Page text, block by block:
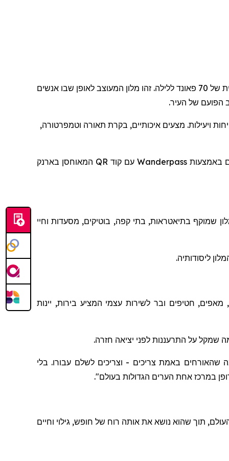
, שנפתח ברחוב דין 92, מציג אירוח חלק ומעוצב באחת השכונות הדינמיות ביותר בעולם, בעלות התחלתית של 70 פאונד ללילה. זהו מלון המעוצב לאופן שבו אנשים
הפועם של העיר.
ויעילות. מצעים איכותיים, בקרת תאורה וטמפרטורה,
באמצעות Wanderpass עם קוד QR המאוחסן בארנק
שמוקף בתיאטראות, בתי קפה, בוטיקים, מסעדות וחיי
חטיפים ובר לשירות עצמי המציע בירות, יינות
שמקל על התרעננות לפני יציאה חזרה.
שהאורחים באמת צריכים - וצריכים לשלם עבורו. בלי
במרכז אחת הערים הגדולות בעולם".
תוך שהוא נושא את אותה רוח של חופש, גילוי וחיים